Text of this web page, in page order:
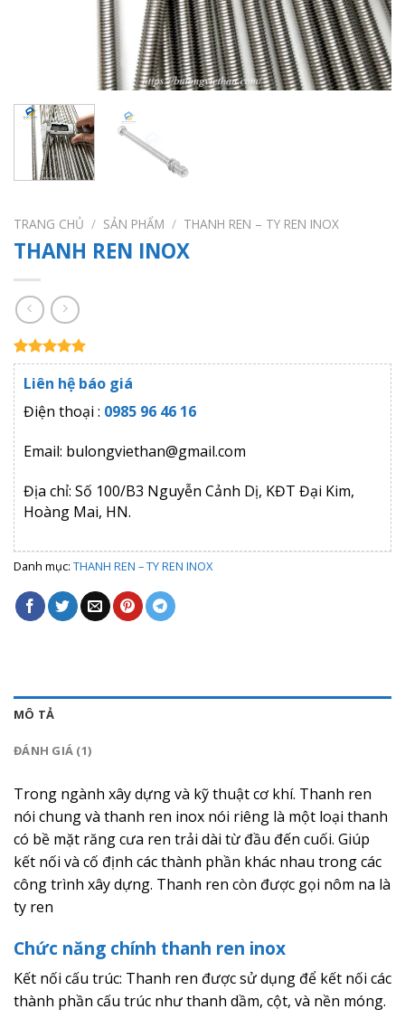
TRANG CHỦ / SẢN PHẨM / THANH REN – TY REN INOX
THANH REN INOX
5.00trên 5
dựa trên
1
đánh giá
Liên hệ báo giá
Điện thoại : 0985 96 46 16
Email: bulongviethan@gmail.com
Địa chỉ: Số 100/B3 Nguyễn Cảnh Dị, KĐT Đại Kim,
Hoàng Mai, HN.
Danh mục: THANH REN – TY REN INOX
MÔ TẢ
ĐÁNH GIÁ (1)
Trong ngành xây dựng và kỹ thuật cơ khí. Thanh ren
nói chung và thanh ren inox nói riêng là một loại thanh
có bề mặt răng cưa ren trải dài từ đầu đến cuối. Giúp
kết nối và cố định các thành phần khác nhau trong các
công trình xây dựng. Thanh ren còn được gọi nôm na là
ty ren
Chức năng chính thanh ren inox
Kết nối cấu trúc: Thanh ren được sử dụng để kết nối các
thành phần cấu trúc như thanh dầm, cột, và nền móng.